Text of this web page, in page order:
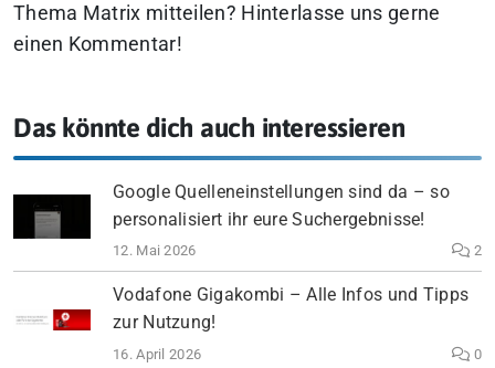
Thema Matrix mitteilen? Hinterlasse uns gerne
einen Kommentar!
Das könnte dich auch interessieren
Google Quelleneinstellungen sind da – so
personalisiert ihr eure Suchergebnisse!
12. Mai 2026 2
Vodafone Gigakombi – Alle Infos und Tipps
zur Nutzung!
16. April 2026 0